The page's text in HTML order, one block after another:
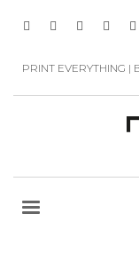
PRINT EVERYTHING |